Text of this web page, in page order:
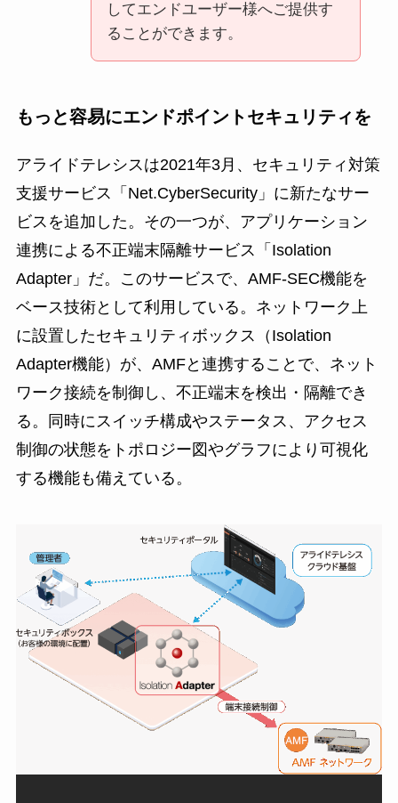
してエンドユーザー様へご提供す
ることができます。
もっと容易にエンドポイントセキュリティを
アライドテレシスは2021年3月、セキュリティ対策
支援サービス「Net.CyberSecurity」に新たなサー
ビスを追加した。その一つが、アプリケーション
連携による不正端末隔離サービス「Isolation
Adapter」だ。このサービスで、AMF-SEC機能を
ベース技術として利用している。ネットワーク上
に設置したセキュリティボックス（Isolation
Adapter機能）が、AMFと連携することで、ネット
ワーク接続を制御し、不正端末を検出・隔離でき
る。同時にスイッチ構成やステータス、アクセス
制御の状態をトポロジー図やグラフにより可視化
する機能も備えている。